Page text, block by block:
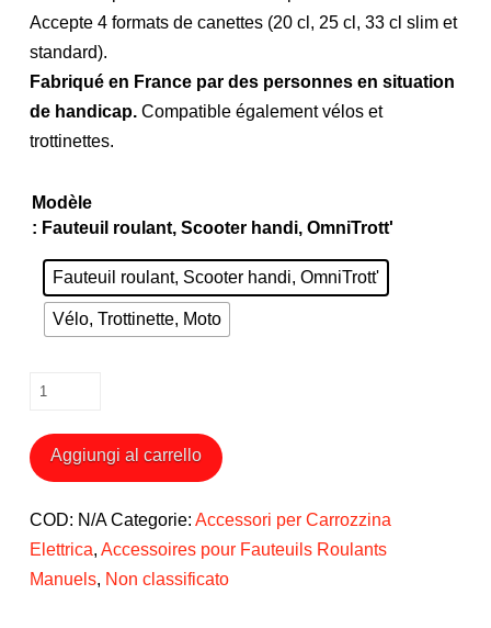
Accepte 4 formats de canettes (20 cl, 25 cl, 33 cl slim et
standard).
Fabriqué en France par des personnes en situation
de handicap.Compatible également vélos et
trottinettes.
Modèle
: Fauteuil roulant, Scooter handi, OmniTrott'
Fauteuil roulant, Scooter handi, OmniTrott'
Vélo, Trottinette, Moto
Porte
pour
Fauteuil
Trottinette
Aggiungi al carrello
COD: N/A Categorie: Accessori per Carrozzina
Elettrica, Accessoires pour Fauteuils Roulants
Manuels, Non classificato